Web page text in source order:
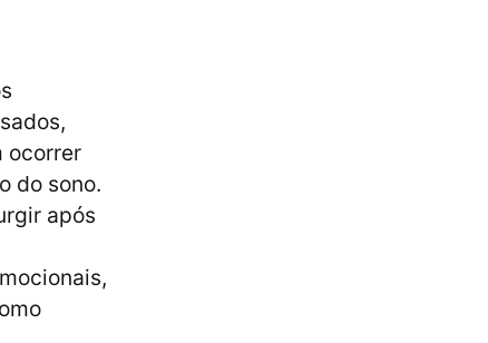
ocorrer
do sono.
após